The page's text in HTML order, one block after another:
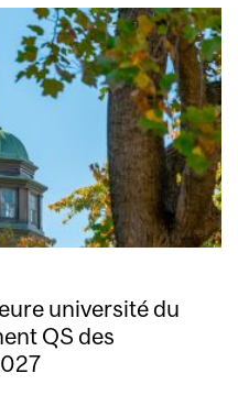
université du
QS des